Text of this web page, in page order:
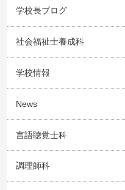
学校長ブログ
社会福祉士養成科
学校情報
News
言語聴覚士科
調理師科